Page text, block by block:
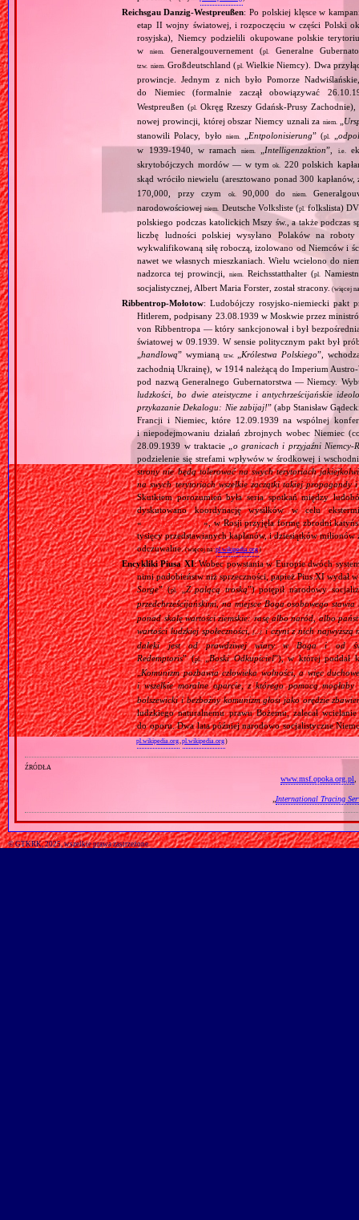
Reichsgau Danzig‐Westpreußen: Po polskiej klęsce w
etap II wojny światowej, i rozpoczęciu w części Polski
rosyjska), Niemcy podzielili okupowane polskie
wniem. Generalgouvernement (pl. Generalne
tzw. niem. Großdeutschland (pl. Wielkie Niemcy). Dwa
prowincje. Jednym z nich było Pomorze
do Niemiec (formalnie zaczął obowiązywać
Westpreußen (pl. Okręg Rzeszy Gdańsk‐Prusy
nowej prowincji, której obszar Niemcy uznali za niem.
stanowili Polacy, było
niem. Entpolonisierung” (pl.
w 1939‐1940, w ramachniem. Intelligenzaktion”, i.e.
skrytobójczych mordów — w tymok. 220 polskich
skąd wróciło niewielu (aresztowano ponad 300
170,000, przy czym
ok. 90,000 do niem.
narodowościowejniem. Deutsche Volksliste (pl.folkslista)
polskiego podczas katolickich Mszy św., a także podczas
liczbę ludności polskiej wysyłano Polaków na
wykwalifikowaną siłę roboczą, izolowano od Niemców i
nawet we własnych mieszkaniach. Wielu wcielono do
nadzorca tej prowincji,niem. Reichsstatthalter (pl.
socjalistycznej, Albert Maria Forster, został stracony. (więcej
Ribbentrop‐Mołotow: Ludobójczy rosyjsko‐niemiecki pakt
Hitlerem, podpisany 23.08.1939 w Moskwie przez
von Ribbentropa — który sankcjonował i był
światowej w 09.1939. W sensie politycznym pakt był
„handlową” wymianą tzw. Królestwa Polskiego”,
zachodnią Ukrainę), w 1914 należącą do Imperium
pod nazwą Generalnego Gubernatorstwa — Niemcy.
ludzkości, bo dwie ateistyczne i antychrześcijańskie
przykazanie Dekalogu: Nie zabijaj!” (abp Stanisław
Francji i Niemiec, które 12.09.1939 na wspólnej
i niepodejmowaniu działań zbrojnych wobec Niemiec
28.09.1939 w traktacie „ o granicach i przyjaźni
podzielenie się strefami wpływów w środkowej i
strony nie będą tolerować na swych terytoriach
na swych terytoriach wszelkie zaczątki takiej
Skutkiem porozumień była seria spotkań między
dyskutowano koordynację wysiłków w celu
«Intelligenzaktion», w Rosji przyjęła formę zbrodni
tysięcy przedstawianych kapłanów, i dziesiątków
odczuwalne.(więcej na:pl.wikipedia.org)
Encykliki Piusa XI: Wobec powstania w Europie dwóch
nimi podobieństw niż sprzeczności, papież Pius XI
Sorge” (pl.„Z palącą troską”) potępił narodowy
przedchrześcijańskimi, na miejsce Boga osobowego
ponad skalę wartości ziemskie: rasę albo naród, albo
wartości ludzkiej społeczności,[…]i czyni z nich najwyższą
daleki jest od prawdziwej wiary w Boga i od
Redemptoris” (pl.„Boski Odkupiciel”), w której poddał
„Komunizm pozbawia człowieka wolności, a więc
i wszelkie moralne oparcie, z którego pomocą
bolszewicki i bezbożny komunizm głosi jako orędzie
ludzkiego naturalnemu prawu Bożemu, zalecał
do oporu. Dwa lata później narodowo socjalistyczne
pl.wikipedia.org,pl.wikipedia.org)
źródła
www.msf.opoka.org.pl
International Tracing
© GTKRK, 2025, wszelkie prawa zastrzeżone